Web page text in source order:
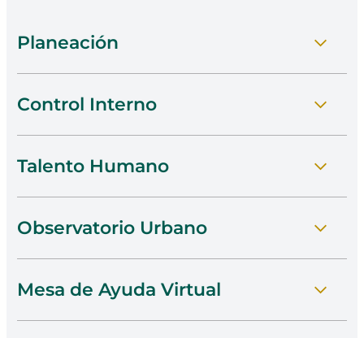
Planeación
Ir A Planitone
Control Interno
Conocer Control Interno
Talento Humano
Visitar Talento Humano
Observatorio Urbano
Acceder Al Observatorio
Mesa de Ayuda Virtual